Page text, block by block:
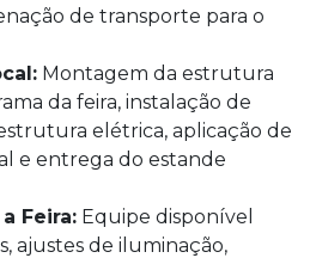
de transporte para o
Montagem da estrutura
da feira, instalação de
elétrica, aplicação de
e entrega do estande
Feira: Equipe disponível
ajustes de iluminação,